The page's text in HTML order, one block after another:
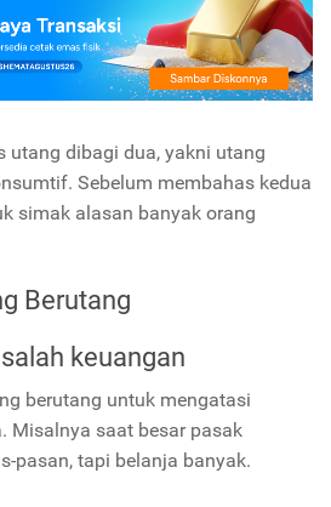
utang dibagi dua, yakni utang
Sebelum membahas kedua
simak alasan banyak orang
Berutang
keuangan
berutang untuk mengatasi
Misalnya saat besar pasak
pasan, tapi belanja banyak.